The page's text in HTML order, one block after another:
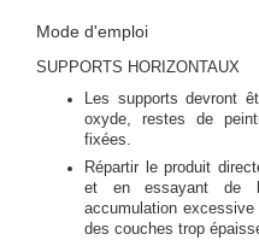
Mode d'emploi
SUPPORTS HORIZONTAUX
Les supports devront
oxyde, restes de
fixées.
Répartir le produit
et en essayant de
accumulation
des couches trop